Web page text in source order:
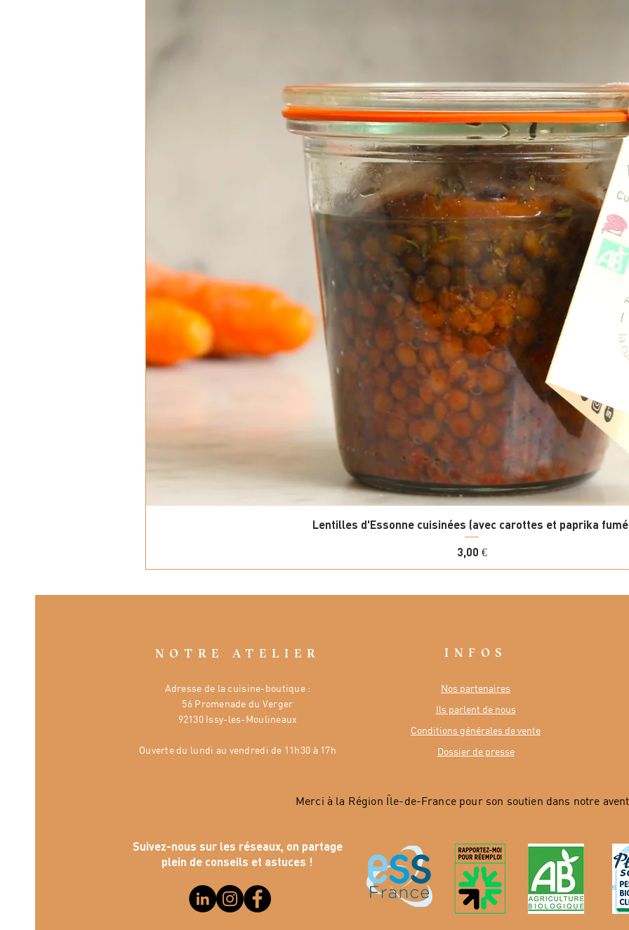
Lentilles d'Essonne cuisinées (avec carottes et paprika
Prix
3,00 €
NOTRE ATELIER
Adresse de la cuisine-boutique :
56 Promenade du Verger
92130 Issy-les-Moulineaux
Ouverte du lundi au vendredi de 11h30 à 17h
INFOS
Nos partenaires
Ils parlent de nous
Conditions générales de vente
Dossier de presse
Merci à la Région Île-de-France pour son soutien dans notre
Suivez-nous sur les réseaux, on partage
plein de conseils et astuces !